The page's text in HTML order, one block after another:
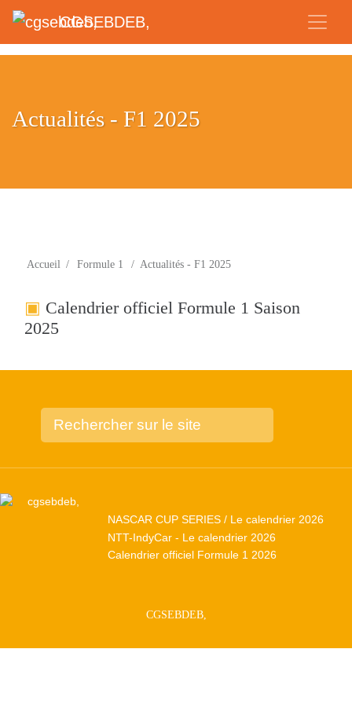
CGSEBDEB,
Actualités - F1 2025
Accueil / Formule 1 / Actualités - F1 2025
Calendrier officiel Formule 1 Saison
2025
NASCAR CUP SERIES / Le calendrier 2026
NTT-IndyCar - Le calendrier 2026
Calendrier officiel Formule 1 2026
CGSEBDEB,